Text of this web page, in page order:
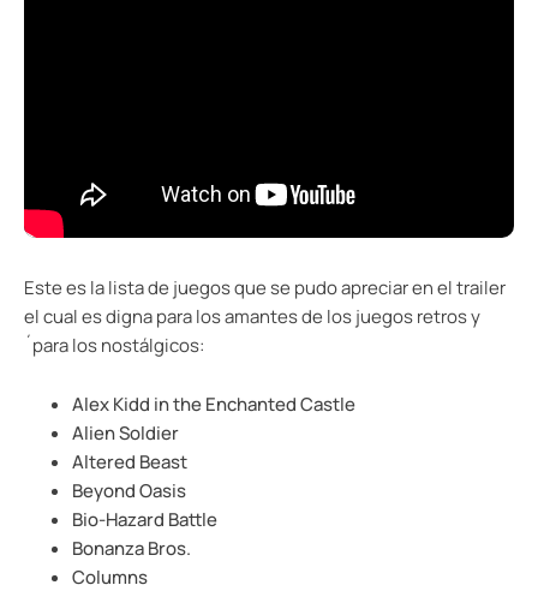
Este es la lista de juegos que se pudo apreciar en el trailer
el cual es digna para los amantes de los juegos retros y
´para los nostálgicos:
Alex Kidd in the Enchanted Castle
Alien Soldier
Altered Beast
Beyond Oasis
Bio-Hazard Battle
Bonanza Bros.
Columns